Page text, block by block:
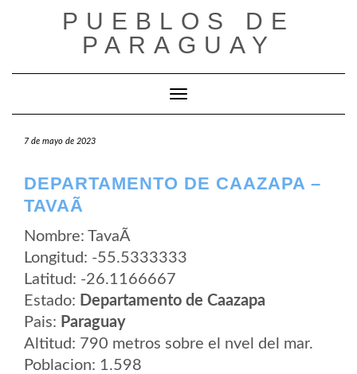
PUEBLOS DE
PARAGUAY
Cambiar modo de navegación
7 de mayo de 2023
DEPARTAMENTO DE CAAZAPA –
TAVAÃ­
Nombre: TavaÃ­
Longitud: -55.5333333
Latitud: -26.1166667
Estado: Departamento de Caazapa
Pais: Paraguay
Altitud: 790 metros sobre el nvel del mar.
Poblacion: 1.598